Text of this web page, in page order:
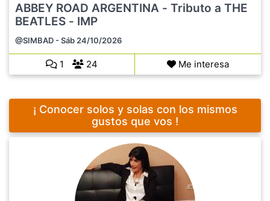
ABBEY ROAD ARGENTINA - Tributo a THE
BEATLES - IMP
@SIMBAD - Sáb 24/10/2026
1 24 Me interesa
¡ Conocer solos y solas con los mismos
gustos que vos !